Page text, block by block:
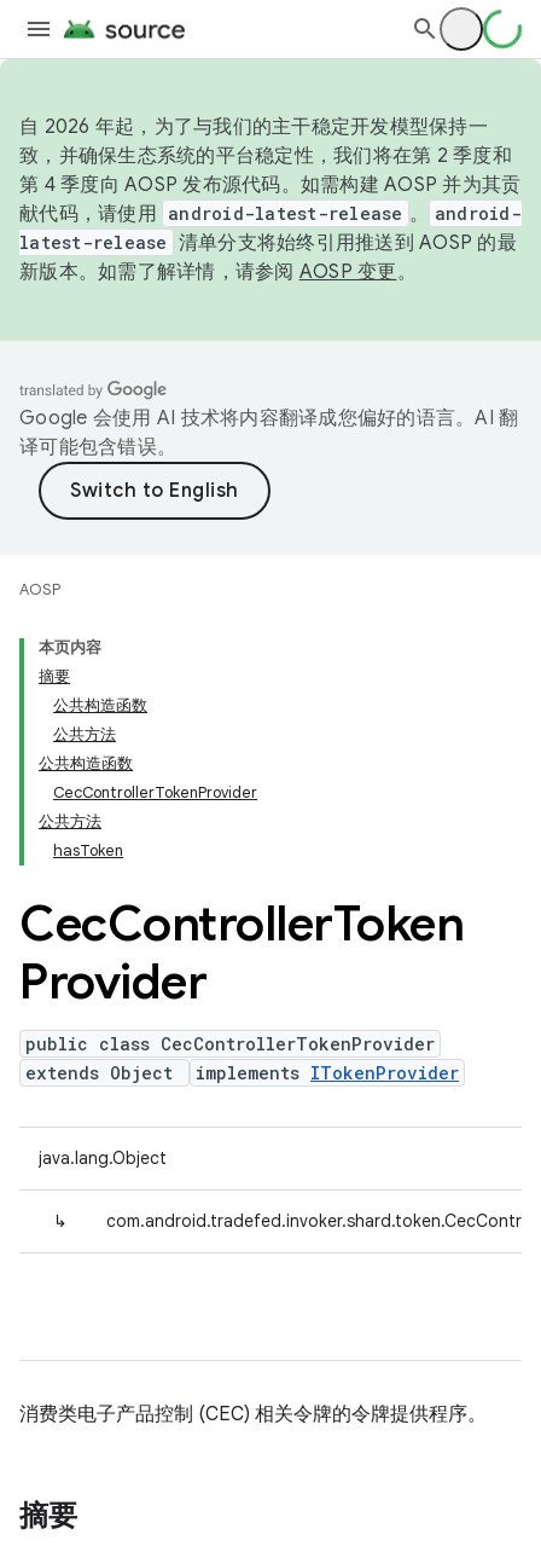
自 2026 年起，为了与我们的主干稳定开发模型保持一
致，并确保生态系统的平台稳定性，我们将在第 2 季度和
第 4 季度向 AOSP 发布源代码。如需构建 AOSP 并为其贡
献代码，请使用 android-latest-release 。
android-
latest-release 清单分支将始终引用推送到 AOSP 的最
新版本。如需了解详情，请参阅 AOSP 变更。
Google 会使用 AI 技术将内容翻译成您偏好的语言。AI 翻
译可能包含错误。
AOSP
本页内容
摘要
公共构造函数
公共方法
公共构造函数
CecControllerTokenProvider
公共方法
hasToken
CecControllerToken
Provider
public class CecControllerTokenProvider
extends Object
implements ITokenProvider
java.lang.Object
↳
消费类电子产品控制 (CEC) 相关令牌的令牌提供程序。
摘要